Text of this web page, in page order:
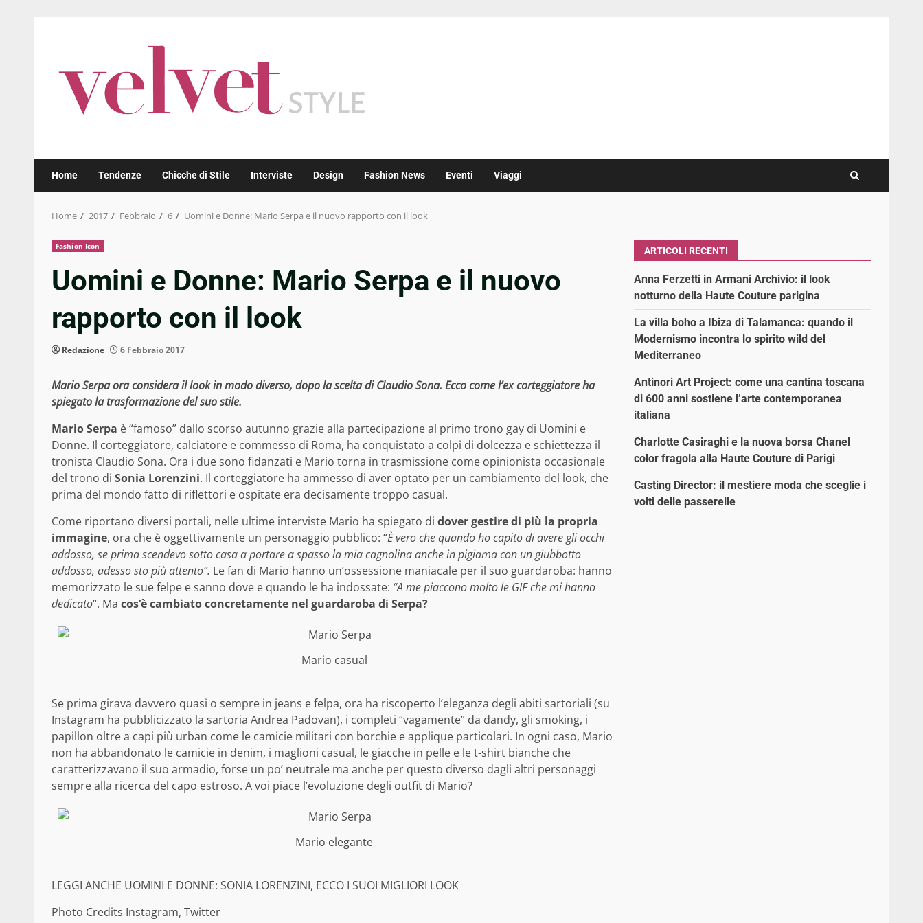
Home Tendenze Chicche di Stile Interviste Design Fashion News Eventi Viaggi
Home 2017 Febbraio 6 Uomini e Donne: Mario Serpa e il nuovo rapporto con il look
Fashion Icon
Uomini e Donne: Mario Serpa e il nuovo
rapporto con il look
Redazione 6 Febbraio 2017
Mario Serpa ora considera il look in modo diverso, dopo la scelta di Claudio Sona. Ecco come l’ex corteggiatore ha
spiegato la trasformazione del suo stile.
Mario Serpa è “famoso” dallo scorso autunno grazie alla partecipazione al primo trono gay di Uomini e
Donne. Il corteggiatore, calciatore e commesso di Roma, ha conquistato a colpi di dolcezza e schiettezza il
tronista Claudio Sona. Ora i due sono fidanzati e Mario torna in trasmissione come opinionista occasionale
del trono di Sonia Lorenzini. Il corteggiatore ha ammesso di aver optato per un cambiamento del look, che
prima del mondo fatto di riflettori e ospitate era decisamente troppo casual.
Come riportano diversi portali, nelle ultime interviste Mario ha spiegato di dover gestire di più la propria
immagine, ora che è oggettivamente un personaggio pubblico: “È vero che quando ho capito di avere gli occhi
addosso, se prima scendevo sotto casa a portare a spasso la mia cagnolina anche in pigiama con un giubbotto
addosso, adesso sto più attento”. Le fan di Mario hanno un’ossessione maniacale per il suo guardaroba: hanno
memorizzato le sue felpe e sanno dove e quando le ha indossate: “A me piaccono molto le GIF che mi hanno
dedicato“. Ma cos’è cambiato concretamente nel guardaroba di Serpa?
Mario casual
Se prima girava davvero quasi o sempre in jeans e felpa, ora ha riscoperto l’eleganza degli abiti sartoriali (su
Instagram ha pubblicizzato la sartoria Andrea Padovan), i completi “vagamente” da dandy, gli smoking, i
papillon oltre a capi più urban come le camicie militari con borchie e applique particolari. In ogni caso, Mario
non ha abbandonato le camicie in denim, i maglioni casual, le giacche in pelle e le t-shirt bianche che
caratterizzavano il suo armadio, forse un po’ neutrale ma anche per questo diverso dagli altri personaggi
sempre alla ricerca del capo estroso. A voi piace l’evoluzione degli outfit di Mario?
Mario elegante
LEGGI ANCHE UOMINI E DONNE: SONIA LORENZINI, ECCO I SUOI MIGLIORI LOOK
Photo Credits Instagram, Twitter
ARTICOLI RECENTI
Anna Ferzetti in Armani Archivio: il look
notturno della Haute Couture parigina
La villa boho a Ibiza di Talamanca: quando il
Modernismo incontra lo spirito wild del
Mediterraneo
Antinori Art Project: come una cantina toscana
di 600 anni sostiene l’arte contemporanea
italiana
Charlotte Casiraghi e la nuova borsa Chanel
color fragola alla Haute Couture di Parigi
Casting Director: il mestiere moda che sceglie i
volti delle passerelle